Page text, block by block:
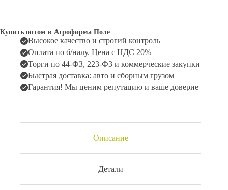
Купить оптом в Агрофирма Поле
Высокое качество и строгий контроль
Оплата по б/налу. Цена с НДС 20%
Торги по 44-ФЗ, 223-ФЗ и коммерческие закупки
Быстрая доставка: авто и сборным грузом
Гарантия! Мы ценим репутацию и ваше доверие
Описание
Детали